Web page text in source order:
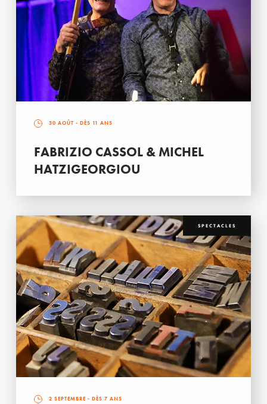
30 AOÛT - DÈS 11 ANS
FABRIZIO CASSOL & MICHEL
HATZIGEORGIOU
SPECTACLES
2 SEPTEMBRE - DÈS 7 ANS